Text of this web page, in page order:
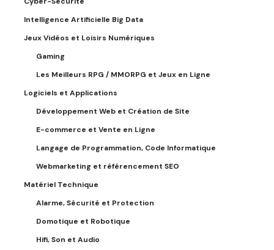
Intelligence Artificielle Big Data
Jeux Vidéos et Loisirs Numériques
Gaming
Les Meilleurs RPG / MMORPG et Jeux en Ligne
Logiciels et Applications
Développement Web et Création de Site
E-commerce et Vente en Ligne
Langage de Programmation, Code Informatique
Webmarketing et référencement SEO
Matériel Technique
Alarme, Sécurité et Protection
Domotique et Robotique
Hifi, Son et Audio